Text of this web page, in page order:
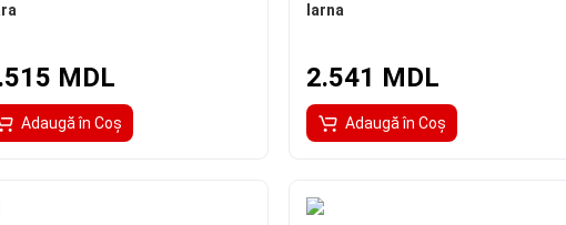
MDL
Adaugă în Coş
Iarna
2.541 MDL
Adaugă în Coş